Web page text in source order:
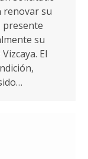
renovar su
presente
su
El